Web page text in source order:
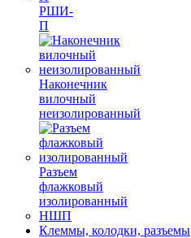
РШИ-
П
Наконечник
вилочный
неизолированный
Разъем
флажковый
изолированный
НШП
Клеммы, колодки, разъемы